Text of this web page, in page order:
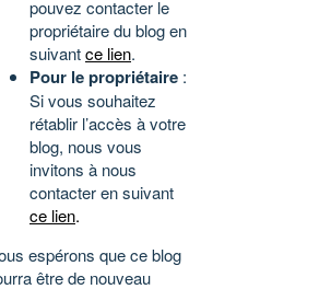
pouvez contacter le
propriétaire du blog en
suivantce lien.
Pour le propriétaire :
Si vous souhaitez
rétablir l’accès à votre
blog, nous vous
invitons à nous
contacter en suivant
ce lien.
espérons que ce blog
être de nouveau